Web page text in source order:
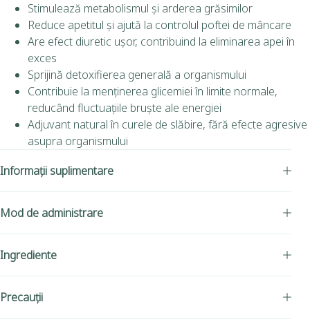
Stimulează metabolismul și arderea grăsimilor
Reduce apetitul și ajută la controlul poftei de mâncare
Are efect diuretic ușor, contribuind la eliminarea apei în
exces
Sprijină detoxifierea generală a organismului
Contribuie la menținerea glicemiei în limite normale,
reducând fluctuațiile bruște ale energiei
Adjuvant natural în curele de slăbire, fără efecte agresive
asupra organismului
Informații suplimentare
Mod de administrare
Ingrediente
Precauții